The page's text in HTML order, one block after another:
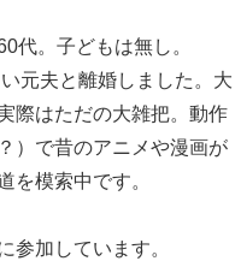
代。子どもは無し。
元夫と離婚しました。大
際はただの大雑把。動作
）で昔のアニメや漫画が
を模索中です。
参加しています。